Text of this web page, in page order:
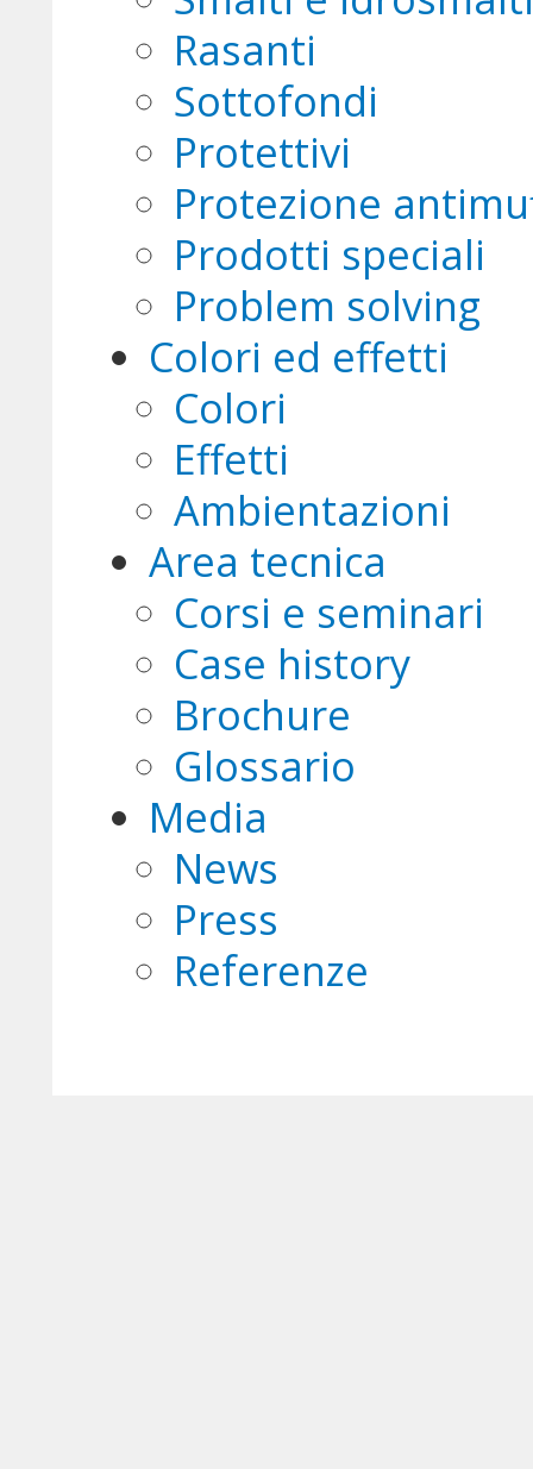
Rasanti
Sottofondi
Protettivi
Protezione
Prodotti speciali
Problem solving
Colori ed effetti
Colori
Effetti
Ambientazioni
Area tecnica
Corsi e seminari
Case history
Brochure
Glossario
Media
News
Press
Referenze